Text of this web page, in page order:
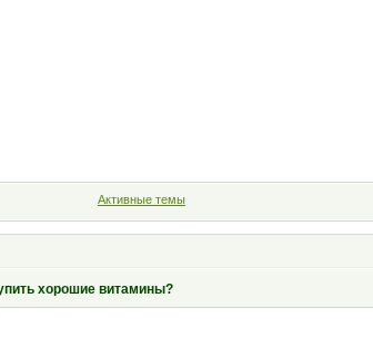
Активные темы
хорошие витамины?